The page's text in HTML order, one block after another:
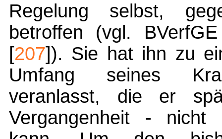
Regelung selbst,
betroffen (vgl.
[207]). Sie hat ihn zu
Umfang seines
veranlasst, die er
Vergangenheit - nicht